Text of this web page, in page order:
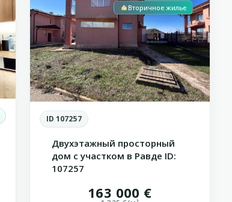
Вторичное жилье
ID 107257
Двухэтажный просторный
дом с участком в Равде ID:
107257
163 000 €